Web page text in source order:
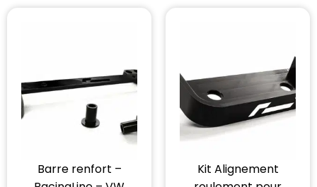
Barre renfort –
Kit Alignement